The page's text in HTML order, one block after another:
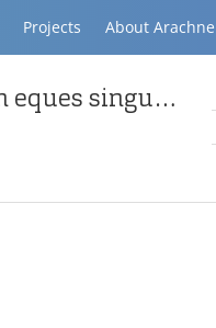
Projects About Arachne
Fragment einer Grabstele, vermutlich für einen eques singularis